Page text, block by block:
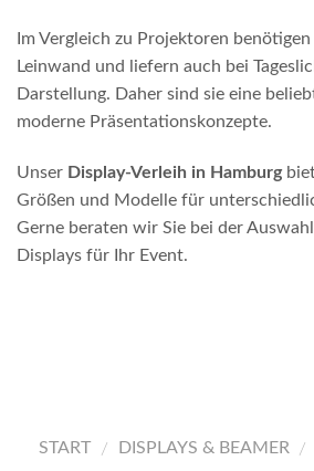
Im Vergleich zu Projektoren
Leinwand und liefern auch bei
Darstellung. Daher sind sie eine
moderne Präsentationskonzepte.
Unser Display-Verleih in Hamburg
Größen und Modelle für
Gerne beraten wir Sie bei der
Displays für Ihr Event.
START / DISPLAYS & BEAMER /